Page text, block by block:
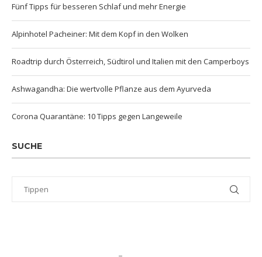
Fünf Tipps für besseren Schlaf und mehr Energie
Alpinhotel Pacheiner: Mit dem Kopf in den Wolken
Roadtrip durch Österreich, Südtirol und Italien mit den Camperboys
Ashwagandha: Die wertvolle Pflanze aus dem Ayurveda
Corona Quarantäne: 10 Tipps gegen Langeweile
SUCHE